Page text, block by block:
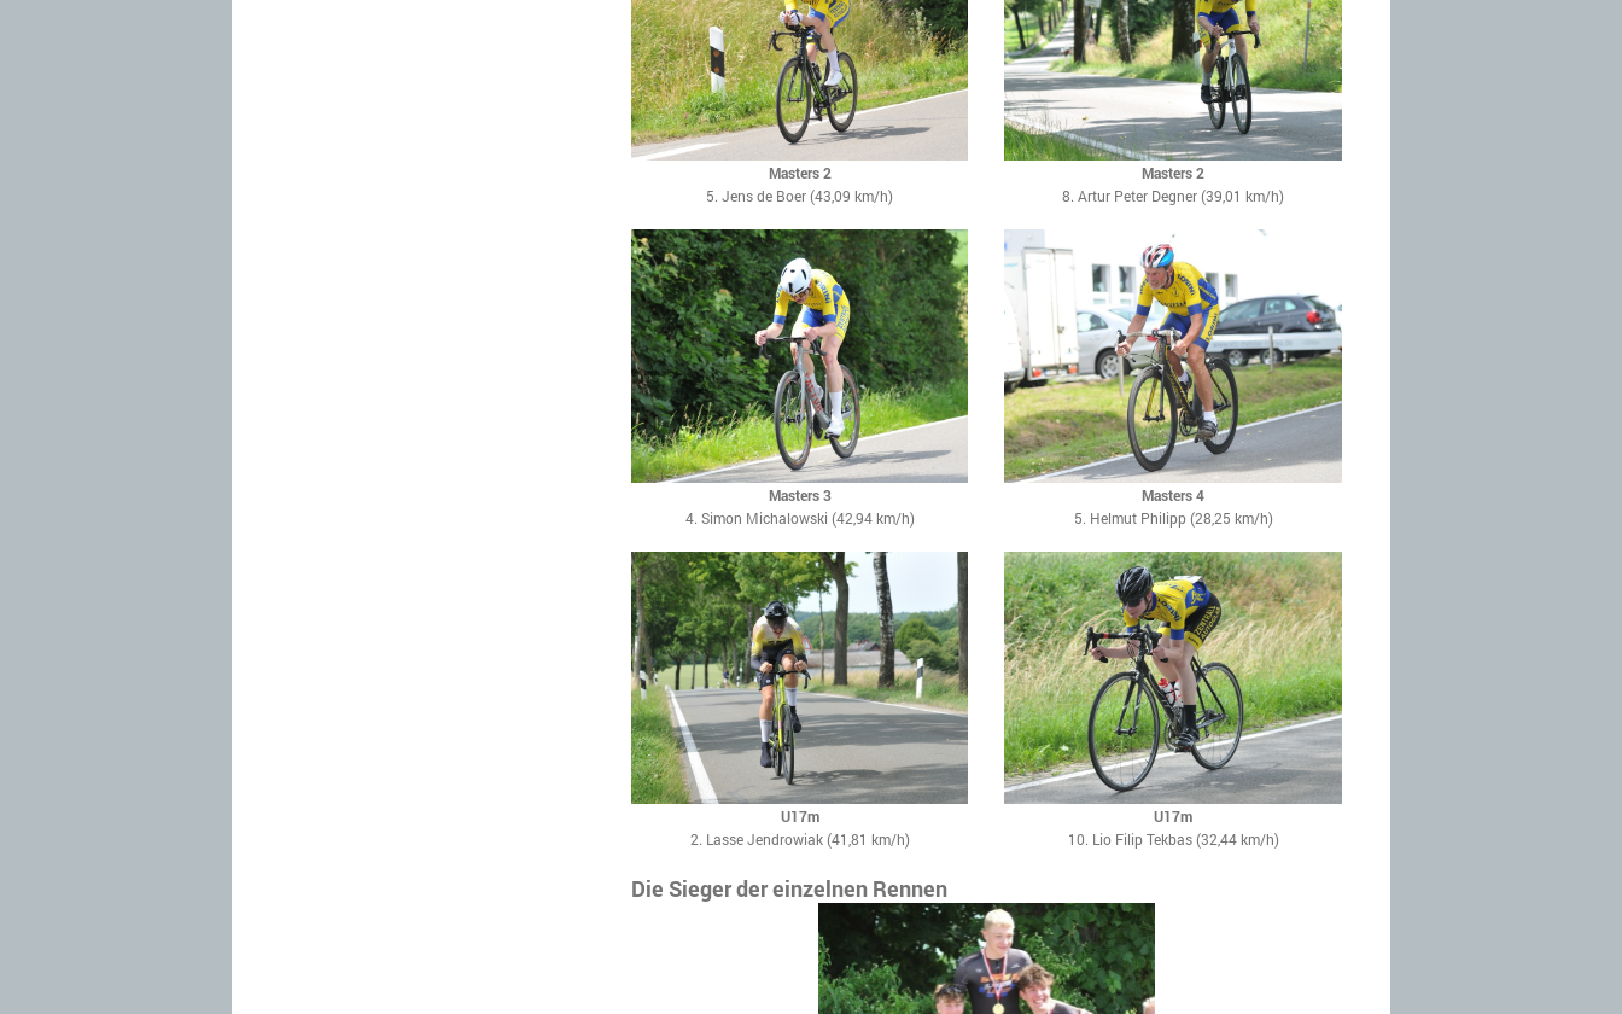
Masters 2
5. Jens de Boer (43,09 km/h)
Masters 2
8. Artur Peter Degner (39,01 km/h)
Masters 3
4. Simon Michalowski (42,94 km/h)
Masters 4
5. Helmut Philipp (28,25 km/h)
U17m
2. Lasse Jendrowiak (41,81 km/h)
U17m
10. Lio Filip Tekbas (32,44 km/h)
Die Sieger der einzelnen Rennen